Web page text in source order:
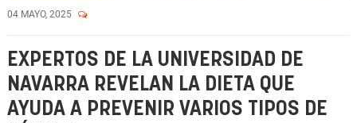
04 MAYO, 2025
EXPERTOS DE LA UNIVERSIDAD DE
NAVARRA REVELAN LA DIETA QUE
AYUDA A PREVENIR VARIOS TIPOS DE